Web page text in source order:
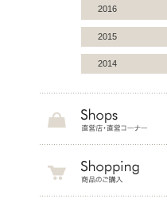
2016
2015
2014